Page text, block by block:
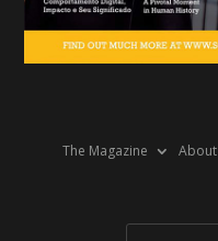
The Magazine About